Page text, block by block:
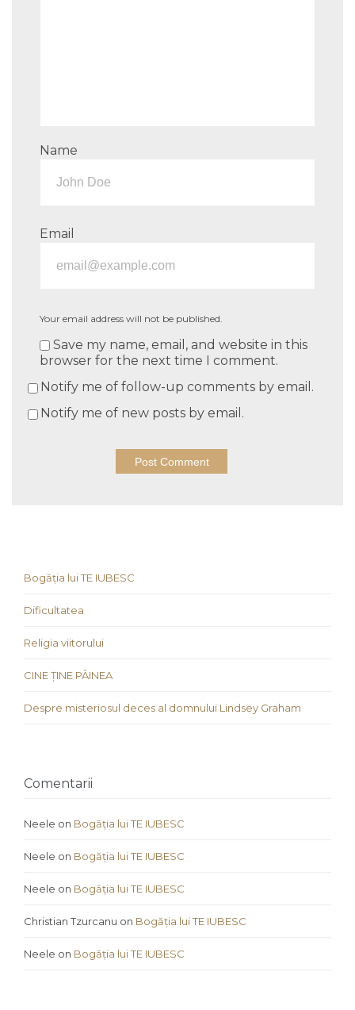
Name
Email
Your email address will not be published.
Save my name, email, and website in this
browser for the next time I comment.
Notify me of follow-up comments by email.
Notify me of new posts by email.
Bogăția lui TE IUBESC
Dificultatea
Religia viitorului
CINE ȚINE PÂINEA
Despre misteriosul deces al domnului Lindsey Graham
Comentarii
Neele on Bogăția lui TE IUBESC
Neele on Bogăția lui TE IUBESC
Neele on Bogăția lui TE IUBESC
Christian Tzurcanu on Bogăția lui TE IUBESC
Neele on Bogăția lui TE IUBESC